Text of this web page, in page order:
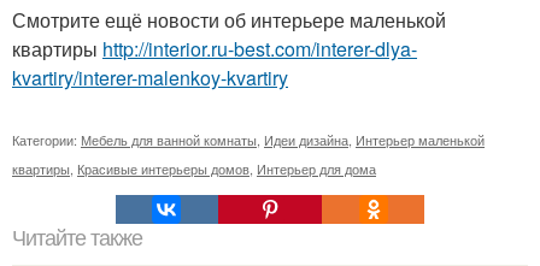
Смотрите ещё новости об интерьере маленькой
квартиры http://interior.ru-best.com/interer-dlya-
kvartiry/interer-malenkoy-kvartiry
Категории: Мебель для ванной комнаты Идеи дизайна Интерьер маленькой
квартиры Красивые интерьеры домов Интерьер для дома
Читайте также